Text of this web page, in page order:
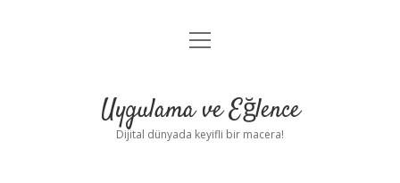
Anasayfa
Yasal Uyarı
menüyü
Uygulama ve Eğlence
Dijital dünyada keyifli bir macera!